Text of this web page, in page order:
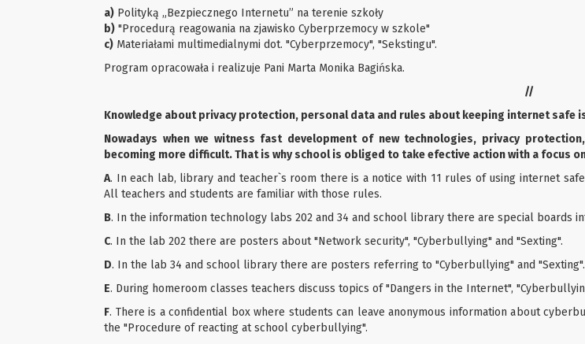
a) Polityką „Bezpiecznego Internetu” na terenie szkoły
b) "Procedurą reagowania na zjawisko Cyberprzemocy w szkole"
c) Materiałami multimedialnymi dot. "Cyberprzemocy", "Sekstingu".
Program opracowała i realizuje Pani Marta Monika Bagińska.
//
Knowledge about privacy protection, personal data and rules about keeping internet safe
Nowadays when we witness fast development of new technologies, privacy
becoming more difficult. That is why school is obliged to take efective action with a focus
A. In each lab, library and teacher`s room there is a notice with 11 rules of using internet
All teachers and students are familiar with those rules.
B. In the information technology labs 202 and 34 and school library there are special boards
C. In the lab 202 there are posters about "Network security", "Cyberbullying" and "Sexting".
D. In the lab 34 and school library there are posters referring to "Cyberbullying" and "Sexting".
E. During homeroom classes teachers discuss topics of "Dangers in the Internet",
F. There is a confidential box where students can leave anonymous information about
the "Procedure of reacting at school cyberbullying".